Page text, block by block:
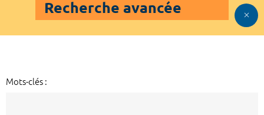
Recherche avancée
Mots-clés :